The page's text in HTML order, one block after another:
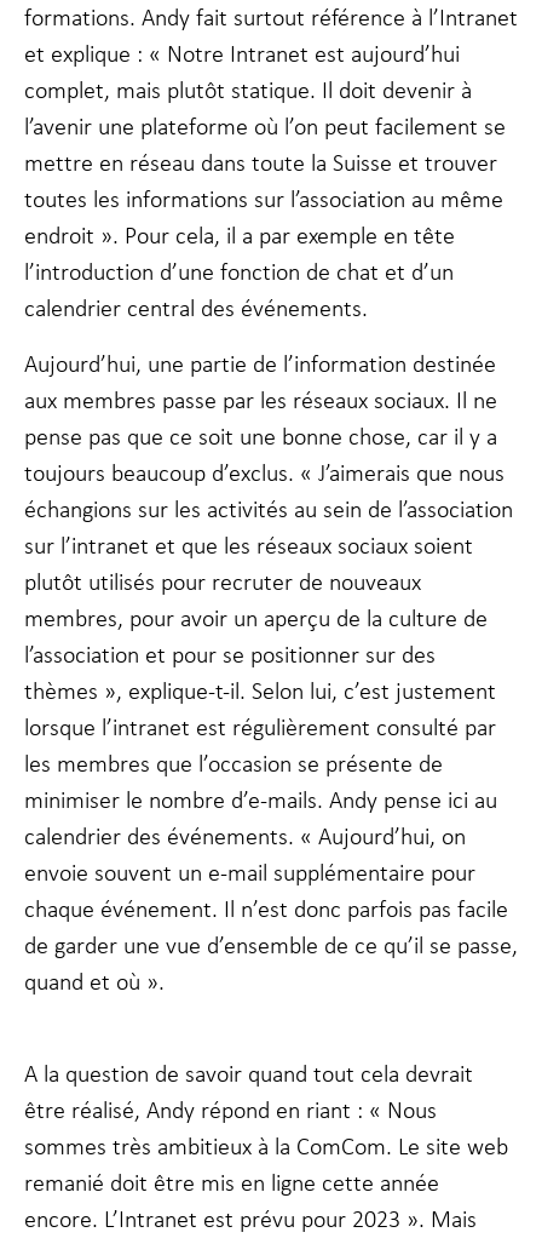
formations. Andy fait surtout référence à l’Intranet
et explique : « Notre Intranet est aujourd’hui
complet, mais plutôt statique. Il doit devenir à
l’avenir une plateforme où l’on peut facilement se
mettre en réseau dans toute la Suisse et trouver
toutes les informations sur l’association au même
endroit ». Pour cela, il a par exemple en tête
l’introduction d’une fonction de chat et d’un
calendrier central des événements.
Aujourd’hui, une partie de l’information destinée
aux membres passe par les réseaux sociaux. Il ne
pense pas que ce soit une bonne chose, car il y a
toujours beaucoup d’exclus. « J’aimerais que nous
échangions sur les activités au sein de l’association
sur l’intranet et que les réseaux sociaux soient
plutôt utilisés pour recruter de nouveaux
membres, pour avoir un aperçu de la culture de
l’association et pour se positionner sur des
thèmes », explique-t-il. Selon lui, c’est justement
lorsque l’intranet est régulièrement consulté par
les membres que l’occasion se présente de
minimiser le nombre d’e-mails. Andy pense ici au
calendrier des événements. « Aujourd’hui, on
envoie souvent un e-mail supplémentaire pour
chaque événement. Il n’est donc parfois pas facile
de garder une vue d’ensemble de ce qu’il se passe,
quand et où ».
A la question de savoir quand tout cela devrait
être réalisé, Andy répond en riant : « Nous
sommes très ambitieux à la ComCom. Le site web
remanié doit être mis en ligne cette année
encore. L’Intranet est prévu pour 2023 ». Mais